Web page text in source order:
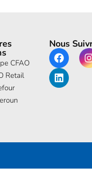
CFAO
Retail
Nous